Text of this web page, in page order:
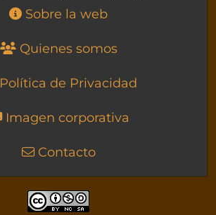
Sobre la web
Quienes somos
Política de Privacidad
Imagen corporativa
Contacto